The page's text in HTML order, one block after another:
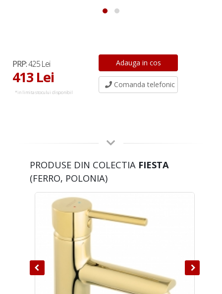
PRP:425 Lei
413 Lei
*in limita stocului disponibil
Comanda telefonic
PRODUSE DIN COLECTIA FIESTA
(FERRO, POLONIA)